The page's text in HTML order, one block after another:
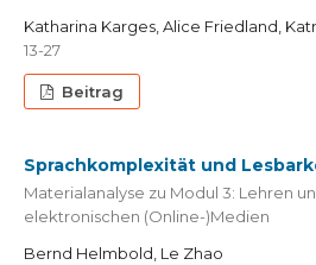
Katharina Karges, Alice Friedland,
13-27
Beitrag
Sprachkomplexität und
Materialanalyse zu Modul 3: Lehren
elektronischen (Online-)Medien
Bernd Helmbold, Le Zhao